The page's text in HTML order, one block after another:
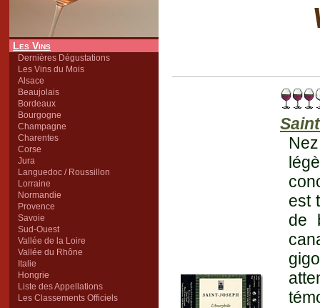
Les Vins
Dernières Dégustations
Les Vins du Mois
Alsace
Beaujolais
Bordeaux
Bourgogne
Champagne
Charentes
Corse
Jura
Languedoc / Roussillon
Lorraine
Normandie
Provence
Savoie
Sud-Ouest
Vallée de la Loire
Vallée du Rhône
Italie
Hongrie
Liste des Appellations
Les Classements Officiels
est
de